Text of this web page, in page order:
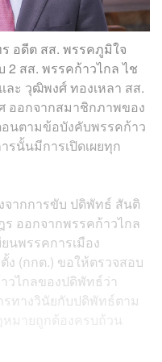
อดีต สส. พรรคภูมิใจ
สส. พรรคก้าวไกล ไช
ะ วุฒิพงศ์ ทองเหลา สส.
ออกจากสมาชิกภาพของ
นตามข้อบังคับพรรคก้าว
รนั้นมีการเปิดเผยทุก
ากการขับ ปดิพัทธ์ สันติ
ออกจากพรรคก้าวไกล
นพรรคการเมือง
ง (กกต.) ขอให้ตรวจสอบ
วไกลของปดิพัทธ์ว่า
รทางวินัยกับปดิพัทธ์ตาม
มายถูกต้องครบถ้วน